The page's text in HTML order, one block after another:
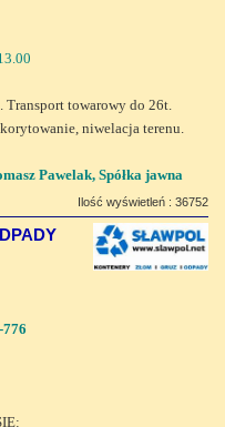
towarowy do 26t.
niwelacja terenu.
Pawelak, Spółka jawna
Ilość wyświetleń : 36752